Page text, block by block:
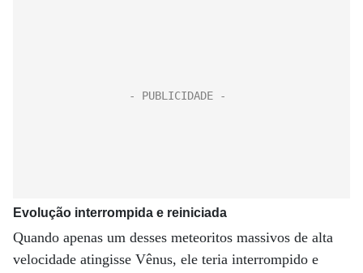
Evolução interrompida e reiniciada
Quando apenas um desses meteoritos massivos de alta
velocidade atingisse Vênus, ele teria interrompido e